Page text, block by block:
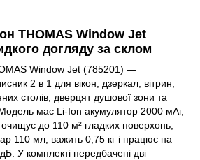
THOMAS Window Jet
догляду за склом
Window Jet (785201) —
2 в 1 для вікон, дзеркал, вітрин,
столів, дверцят душової зони та
має Li-Ion акумулятор 2000 мАг,
до 110 м² гладких поверхонь,
110 мл, важить 0,75 кг і працює на
У комплекті передбачені дві